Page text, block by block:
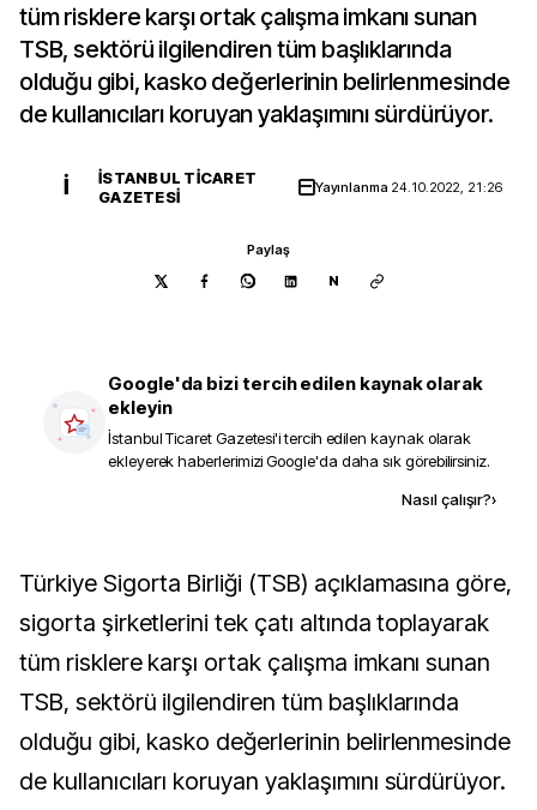
tüm risklere karşı ortak çalışma imkanı sunan
TSB, sektörü ilgilendiren tüm başlıklarında
olduğu gibi, kasko değerlerinin belirlenmesinde
de kullanıcıları koruyan yaklaşımını sürdürüyor.
İ
İSTANBUL TICARET
GAZETESI
Yayınlanma 24.10.2022, 21:26
Paylaş
N
Google'da bizi tercih edilen kaynak olarak
ekleyin
İstanbul Ticaret Gazetesi'i tercih edilen kaynak olarak
ekleyerek haberlerimizi Google'da daha sık görebilirsiniz.
Nasıl çalışır?›
Türkiye Sigorta Birliği (TSB) açıklamasına göre,
sigorta şirketlerini tek çatı altında toplayarak
tüm risklere karşı ortak çalışma imkanı sunan
TSB, sektörü ilgilendiren tüm başlıklarında
olduğu gibi, kasko değerlerinin belirlenmesinde
de kullanıcıları koruyan yaklaşımını sürdürüyor.